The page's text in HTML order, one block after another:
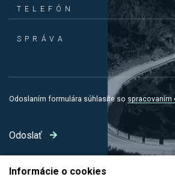
TELEFÓN
SPRÁVA
Odoslaním formulára súhlasíte so spracovaním
Odoslať
Informácie o cookies